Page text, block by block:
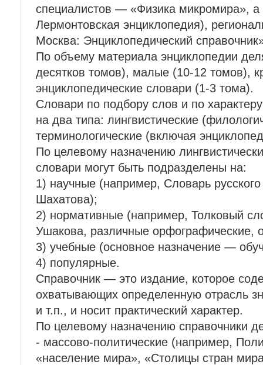
специалистов — «Физика микромира»,
Лермонтовская энциклопедия),
Москва: Энциклопедический
По объему материала энциклопедии
десятков томов), малые (10-12 томов),
энциклопедические словари (1-3 тома).
Словари по подбору слов и по
на два типа: лингвистические
терминологические (включая
По целевому назначению
словари могут быть подразделены на:
1) научные (например, Словарь
Шахатова);
2) нормативные (например, Толковый
Ушакова, различные орфографические,
3) учебные (основное назначение —
4) популярные.
Справочник — это издание, которое
охватывающих определенную отрасль
и т.п., и носит практический характер.
По целевому назначению справочники
- массово-политические (например,
«население мира», «Столицы стран